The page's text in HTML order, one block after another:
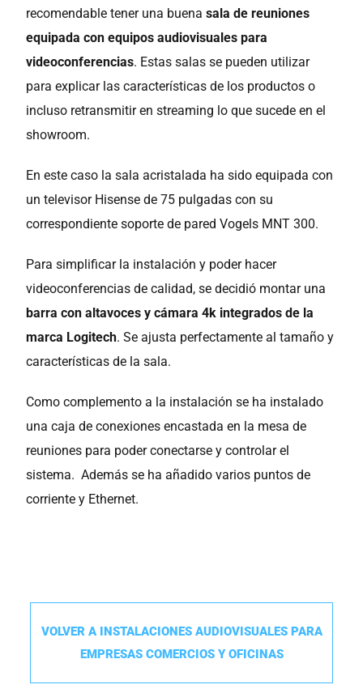
recomendable tener una buenasala de reuniones
equipada con equipos audiovisuales para
videoconferencias. Estas salas se pueden utilizar
para explicar las características de los productos o
incluso retransmitir en streaming lo que sucede en el
showroom.
En este caso la sala acristalada ha sido equipada con
un televisor Hisense de 75 pulgadas con su
correspondiente soporte de pared Vogels MNT 300.
Para simplificar la instalación y poder hacer
videoconferencias de calidad, se decidió montar una
barra con altavoces y cámara 4k integrados de la
marca Logitech. Se ajusta perfectamente al tamaño y
características de la sala.
Como complemento a la instalación se ha instalado
una caja de conexiones encastada en la mesa de
reuniones para poder conectarse y controlar el
sistema. Además se ha añadido varios puntos de
corriente y Ethernet.
VOLVER A INSTALACIONES AUDIOVISUALES PARA
EMPRESAS COMERCIOS Y OFICINAS